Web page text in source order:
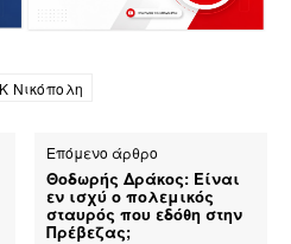
Νικόπολη
Επόμενο άρθρο
Θοδωρής Δράκος: Είναι
εν ισχύ ο πολεμικός
σταυρός που εδόθη στην
Πρέβεζας;